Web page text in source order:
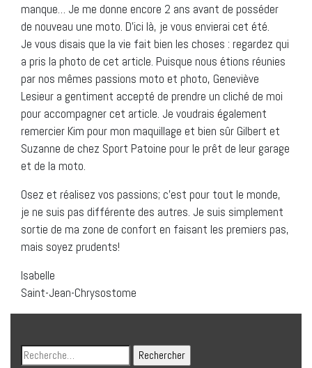
manque… Je me donne encore 2 ans avant de posséder
de nouveau une moto. D’ici là, je vous envierai cet été.
Je vous disais que la vie fait bien les choses : regardez qui
a pris la photo de cet article. Puisque nous étions réunies
par nos mêmes passions moto et photo, Geneviève
Lesieur a gentiment accepté de prendre un cliché de moi
pour accompagner cet article. Je voudrais également
remercier Kim pour mon maquillage et bien sûr Gilbert et
Suzanne de chez Sport Patoine pour le prêt de leur garage
et de la moto.
Osez et réalisez vos passions; c’est pour tout le monde,
je ne suis pas différente des autres. Je suis simplement
sortie de ma zone de confort en faisant les premiers pas,
mais soyez prudents!
Isabelle
Saint-Jean-Chrysostome